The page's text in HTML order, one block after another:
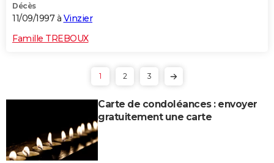
Décès
11/09/1997 à Vinzier
Famille TREBOUX
1 2 3
Carte de condoléances : envoyer
gratuitement une carte